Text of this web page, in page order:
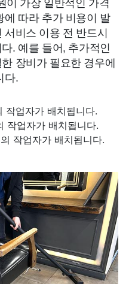
따라 추가 비용이 발
비스 이용 전 반드시
. 예를 들어, 추가적인
장비가 필요한 경우에
다.
작업자가 배치됩니다.
작업자가 배치됩니다.
작업자가 배치됩니다.